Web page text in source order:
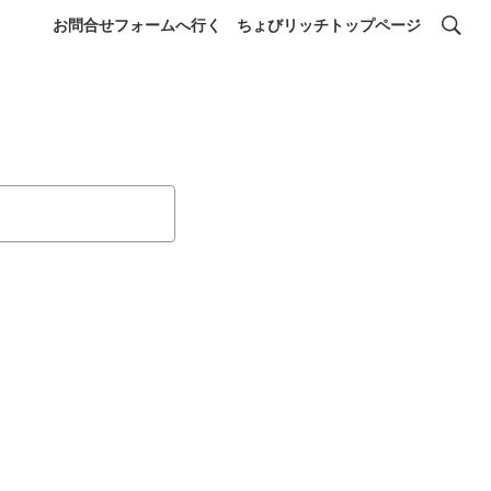
お問合せフォームへ行く ちょびリッチトップページ